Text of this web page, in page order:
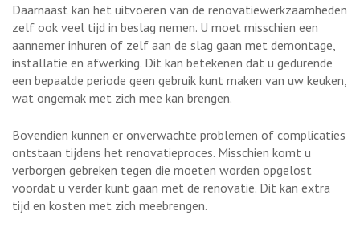
Daarnaast kan het uitvoeren van de renovatiewerkzaamheden
zelf ook veel tijd in beslag nemen. U moet misschien een
aannemer inhuren of zelf aan de slag gaan met demontage,
installatie en afwerking. Dit kan betekenen dat u gedurende
een bepaalde periode geen gebruik kunt maken van uw keuken,
wat ongemak met zich mee kan brengen.
Bovendien kunnen er onverwachte problemen of complicaties
ontstaan tijdens het renovatieproces. Misschien komt u
verborgen gebreken tegen die moeten worden opgelost
voordat u verder kunt gaan met de renovatie. Dit kan extra
tijd en kosten met zich meebrengen.